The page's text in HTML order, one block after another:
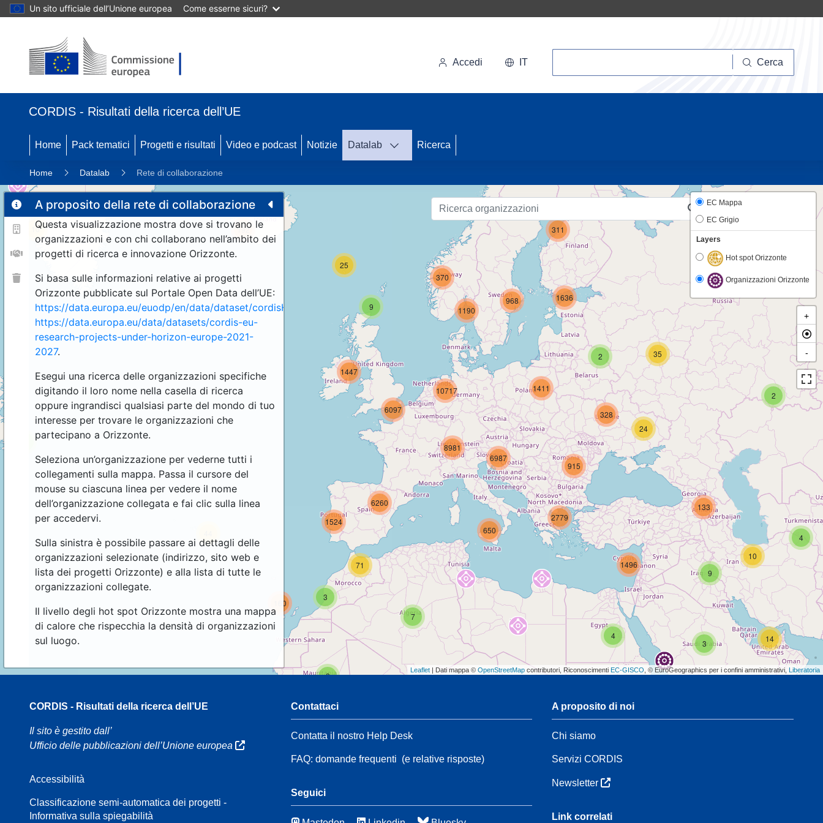
Un sito ufficiale dell’Unione europea Come esserne sicuri?
Accedi IT Cerca
CORDIS - Risultati della ricerca dell’UE
Home Pack tematici Progetti e risultati Video e podcast Notizie Datalab Ricerca
Home Datalab Rete di collaborazione
A proposito della rete di collaborazione
Questa visualizzazione mostra dove si trovano le
organizzazioni e con chi collaborano nell’ambito dei
progetti di ricerca e innovazione Orizzonte.
Si basa sulle informazioni relative ai progetti
Orizzonte pubblicate sul Portale Open Data dell’UE:
https://data.europa.eu/euodp/en/data/dataset/cordisH2020projects
https://data.europa.eu/data/datasets/cordis-eu-
research-projects-under-horizon-europe-2021-
2027.
Esegui una ricerca delle organizzazioni specifiche
digitando il loro nome nella casella di ricerca
oppure ingrandisci qualsiasi parte del mondo di tuo
interesse per trovare le organizzazioni che
partecipano a Orizzonte.
Seleziona un’organizzazione per vederne tutti i
collegamenti sulla mappa. Passa il cursore del
mouse su ciascuna linea per vedere il nome
dell’organizzazione collegata e fai clic sulla linea
per accedervi.
Sulla sinistra è possibile passare ai dettagli delle
organizzazioni selezionate (indirizzo, sito web e
lista dei progetti Orizzonte) e alla lista di tutte le
organizzazioni collegate.
Il livello degli hot spot Orizzonte mostra una mappa
di calore che rispecchia la densità di organizzazioni
sul luogo.
10
9
25
192
2
14
2
2
24
35
4
3
9
10
7
3
160
71
1524
650
4
133
1496
311
1190
1636
370
968
1411
10717
1447
6097
6260
8981
328
915
2779
6987
EC Mappa
EC Grigio
Layers
Hot spot Orizzonte
Organizzazioni Orizzonte
+
-
Leaflet | Dati mappa © OpenStreetMap contributori, Riconoscimenti EC-GISCO , © EuroGeographics per i confini amministrativi, Liberatoria
CORDIS - Risultati della ricerca dell’UE
Il sito è gestito dall’
Ufficio delle pubblicazioni dell’Unione europea
Accessibilità
Classificazione semi-automatica dei progetti -
Informativa sulla spiegabilità
Contattaci
Contatta il nostro Help Desk
FAQ: domande frequenti (e relative risposte)
Seguici
A proposito di noi
Chi siamo
Servizi CORDIS
Newsletter
Link correlati